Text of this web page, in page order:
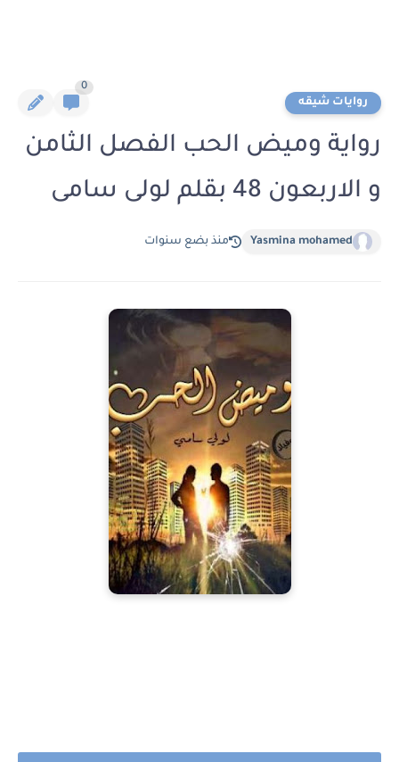
روايات شيقه
0
رواية وميض الحب الفصل الثامن
و الاربعون 48 بقلم لولى سامى
Yasmina mohamed منذ بضع سنوات